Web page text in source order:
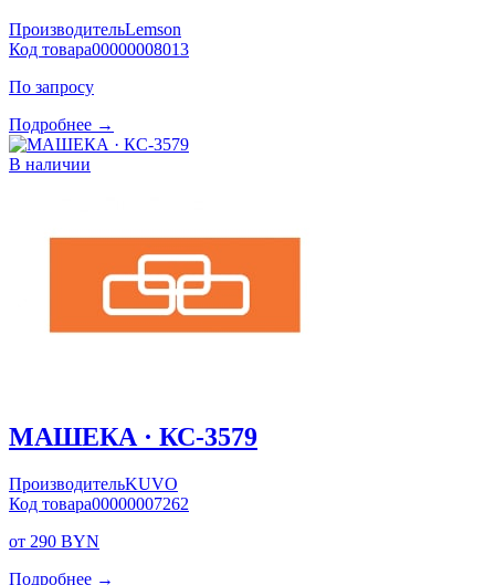
ПроизводительLemson
Код товара00000008013
По запросу
Подробнее →
В наличии
МАШЕКА · КС-3579
ПроизводительKUVO
Код товара00000007262
от 290 BYN
Подробнее →